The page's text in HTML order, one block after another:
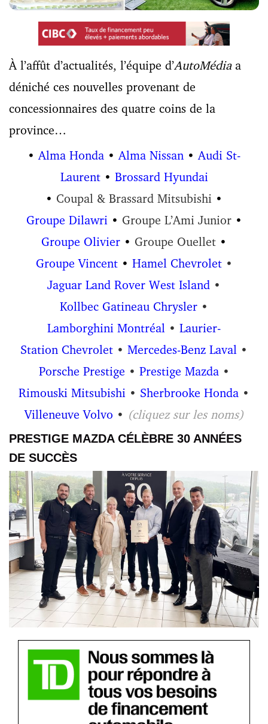
À l’affût d’actualités, l’équipe d’AutoMédiaa
déniché ces nouvelles provenant de
concessionnaires des quatre coins de la
province…
• Alma Honda • Alma Nissan • Audi St-
Laurent• Brossard Hyundai
• Coupal & Brassard Mitsubishi •
Groupe Dilawri • Groupe L’Ami Junior•
Groupe Olivier • Groupe Ouellet •
Groupe Vincent• Hamel Chevrolet•
Jaguar Land Rover West Island •
Kollbec Gatineau Chrysler •
Lamborghini Montréal • Laurier-
Station Chevrolet • Mercedes-Benz Laval •
Porsche Prestige • Prestige Mazda •
Rimouski Mitsubishi • Sherbrooke Honda •
Villeneuve Volvo • (cliquez sur les noms)
PRESTIGE MAZDA CÉLÈBRE 30 ANNÉES
DE SUCCÈS